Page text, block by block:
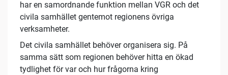
har en samordnande funktion mellan VGR och det
civila samhället gentemot regionens övriga
verksamheter.
Det civila samhället behöver organisera sig. På
samma sätt som regionen behöver hitta en ökad
tydlighet för var och hur frågorna kring